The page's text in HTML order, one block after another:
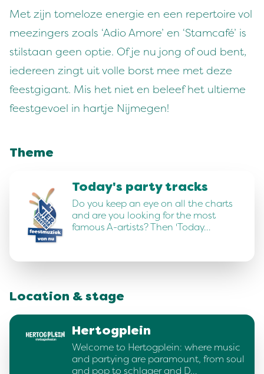
Met zijn tomeloze energie en een repertoire vol
meezingers zoals ‘Adio Amore’ en ‘Stamcafé’ is
stilstaan geen optie. Of je nu jong of oud bent,
iedereen zingt uit volle borst mee met deze
feestgigant. Mis het niet en beleef het ultieme
feestgevoel in hartje Nijmegen!
Theme
Today's party tracks
Do you keep an eye on all the charts
and are you looking for the most
famous A-artists? Then 'Today…
Location & stage
Hertogplein
Welcome to Hertogplein: where music
and partying are paramount, from soul
and pop to schlager and D…